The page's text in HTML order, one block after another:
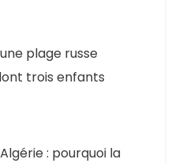
plage russe
trois enfants
: pourquoi la